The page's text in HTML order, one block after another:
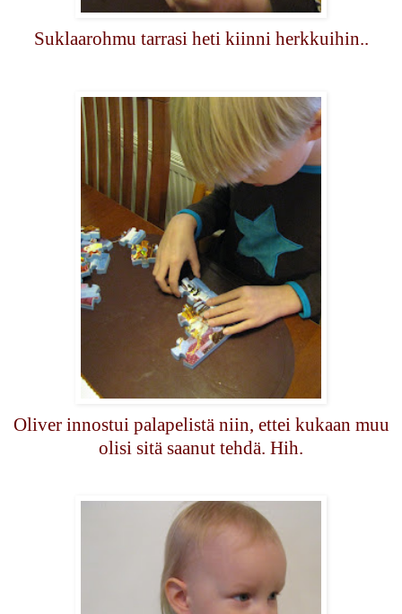
Suklaarohmu tarrasi heti kiinni herkkuihin..
Oliver innostui palapelistä niin, ettei kukaan muu
olisi sitä saanut tehdä. Hih.